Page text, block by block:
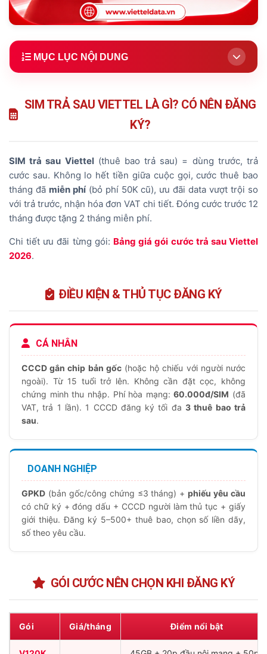
MỤC LỤC NỘI DUNG
2. Điều kiện & thủ tục đăng ký
Các gói cước nên chọn khi đăng ký
SIM số đẹp cam kết trả sau
6. Chi phí & phí hòa mạng
7. Câu hỏi thường gặp
SIM TRẢ SAU VIETTEL LÀ GÌ? CÓ NÊN ĐĂNG
KÝ?
SIM trả sau Viettel(thuê bao trả sau) = dùng trước, trả
cước sau. Không lo hết tiền giữa cuộc gọi, cước thuê bao
tháng đã miễn phí(bỏ phí 50K cũ), ưu đãi data vượt trội so
với trả trước, nhận hóa đơn VAT chi tiết. Đóng cước trước 12
tháng được tặng 2 tháng miễn phí.
Chi tiết ưu đãi từng gói: Bảng giá gói cước trả sau Viettel
2026.
ĐIỀU KIỆN & THỦ TỤC ĐĂNG KÝ
CÁ NHÂN
CCCD gắn chip bản gốc(hoặc hộ chiếu với người nước
ngoài). Từ 15 tuổi trở lên. Không cần đặt cọc, không
chứng minh thu nhập. Phí hòa mạng:60.000đ/SIM (đã
VAT, trả 1 lần). 1 CCCD đăng ký tối đa3 thuê bao trả
sau.
DOANH NGHIỆP
GPKD (bản gốc/công chứng ≤3 tháng) +phiếu yêu cầu
có chữ ký + đóng dấu + CCCD người làm thủ tục + giấy
giới thiệu. Đăng ký 5–500+ thuê bao, chọn số liền dãy,
số theo yêu cầu.
GÓI CƯỚC NÊN CHỌN KHI ĐĂNG KÝ
Gói Giá/tháng Điểm nổi bật